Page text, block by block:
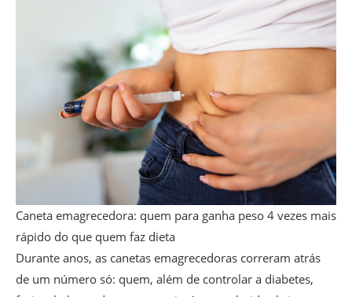
Caneta emagrecedora: quem para ganha peso 4 vezes mais
rápido do que quem faz dieta
Durante anos, as canetas emagrecedoras correram atrás
de um número só: quem, além de controlar a diabetes,